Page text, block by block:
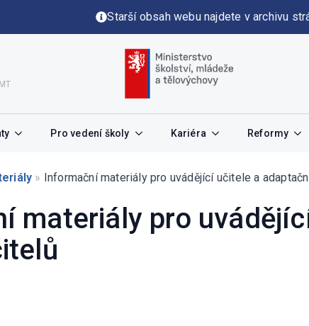
Starší obsah webu najdete v archivu
Pro vedení školy Kariéra Reformy
» Informační materiály pro uvádějící učitele a
materiály pro